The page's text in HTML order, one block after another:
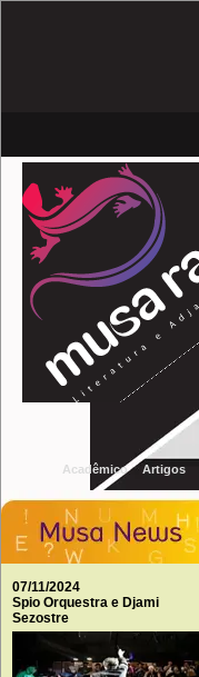
Acadêmico Artigos
07/11/2024
Spio Orquestra e Djami
Sezostre